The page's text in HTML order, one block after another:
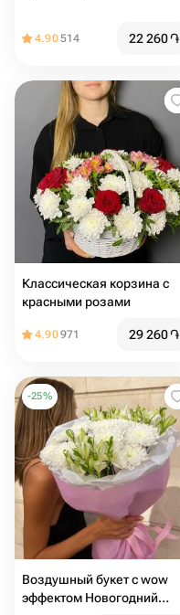
4.90514 22 260֏
Классическая корзина с
красными розами
4.90971 29 260֏
-25%
Воздушный букет с wow
эффектом Новогодний